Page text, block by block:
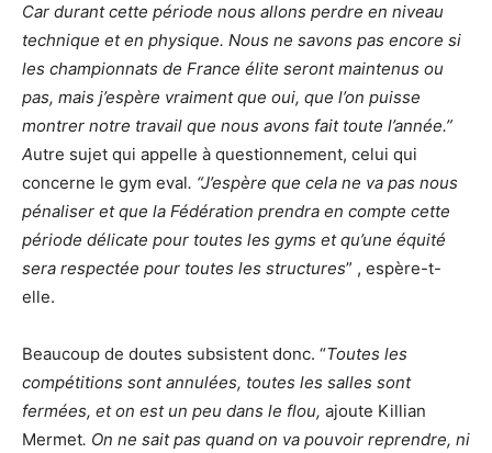
Car durant cette période nous allons perdre en niveau
technique et en physique. Nous ne savons pas encore si
les championnats de France élite seront maintenus ou
pas, mais j’espère vraiment que oui, que l’on puisse
montrer notre travail que nous avons fait toute l’année.”
Autre sujet qui appelle à questionnement, celui qui
concerne le gym eval. “J’espère que cela ne va pas nous
pénaliser et que la Fédération prendra en compte cette
période délicate pour toutes les gyms et qu’une équité
sera respectée pour toutes les structures” , espère-t-
elle.
Beaucoup de doutes subsistent donc. “Toutes les
compétitions sont annulées, toutes les salles sont
fermées, et on est un peu dans le flou, ajoute Killian
Mermet. On ne sait pas quand on va pouvoir reprendre, ni